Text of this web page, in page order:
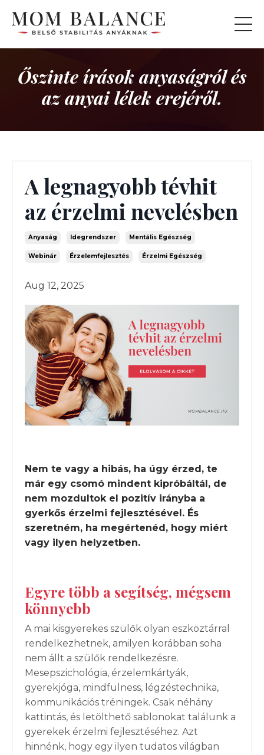
Őszinte írások anyaságról és
az anyai lélek erejéről.
A legnagyobb tévhit
az érzelmi nevelésben
Anyaság Idegrendszer Mentális Egészség
Webinár Érzelemfejlesztés Érzelmi Egészség
Aug 12, 2025
Nem te vagy a hibás, ha úgy érzed, te
már egy csomó mindent kipróbáltál, de
nem mozdultok el pozitív irányba a
gyerkős érzelmi fejlesztésével. És
szeretném, ha megértenéd, hogy miért
vagy ilyen helyzetben.
Egyre több a segítség, mégsem
könnyebb
A mai kisgyerekes szülők olyan eszköztárral
rendelkezhetnek, amilyen korábban soha
nem állt a szülők rendelkezésre.
Mesepszichológia, érzelemkártyák,
gyerekjóga, mindfulness, légzéstechnika,
kommunikációs tréningek. Csak néhány
kattintás, és letölthető sablonokat találunk a
gyerekek érzelmi fejlesztéséhez. Azt
hinnénk, hogy egy ilyen tudatos világban